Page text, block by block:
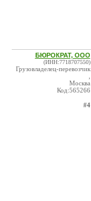
БЮРОКРАТ, ООО
(ИНН:7718707550)
Грузовладелец-перевозчик
Москва
Код:565266
#4